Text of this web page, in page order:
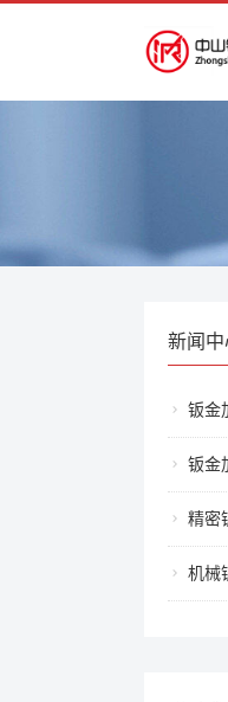
新闻中
钣金
钣金
精密
机械